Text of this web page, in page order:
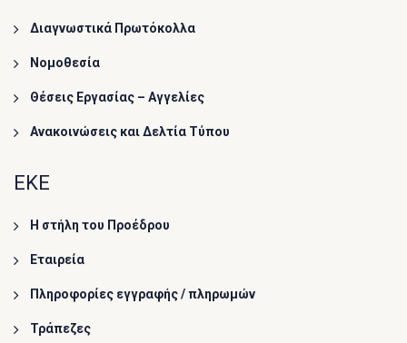
Διαγνωστικά Πρωτόκολλα
Νομοθεσία
Θέσεις Εργασίας – Αγγελίες
Ανακοινώσεις και Δελτία Τύπου
ΕΚΕ
Η στήλη του Προέδρου
Εταιρεία
Πληροφορίες εγγραφής / πληρωμών
Τράπεζες